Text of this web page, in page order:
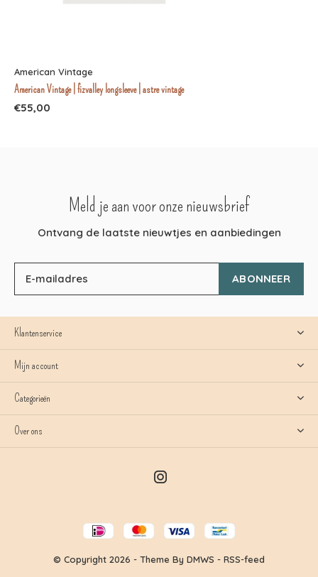
American Vintage
American Vintage | fizvalley longsleeve | astre vintage
€55,00
Meld je aan voor onze nieuwsbrief
Ontvang de laatste nieuwtjes en aanbiedingen
ABONNEER
Klantenservice
Mijn account
Categorieën
Over ons
© Copyright 2026 - Theme By DMWS - RSS-feed